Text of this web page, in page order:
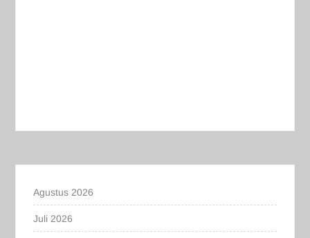
Agustus 2026
Juli 2026